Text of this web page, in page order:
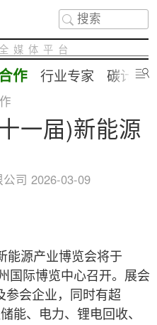
媒体平台
作 行业专家 碳计算
一届)新能源
司 2026-03-09
能源产业博览会将于
国际博览中心召开。展会
参会企业，同时有超
能、电力、锂电回收、